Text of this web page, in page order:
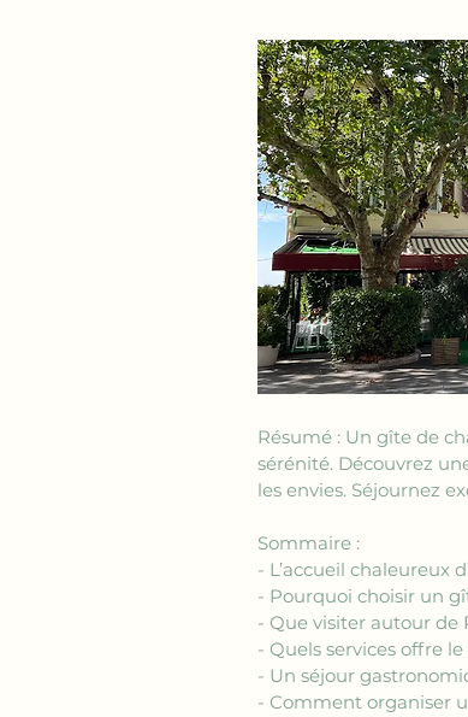
Résumé : Un gîte de
sérénité. Découvrez
les envies. Séjournez
Sommaire :
- L’accueil chaleureux
- Pourquoi choisir un
- Que visiter autour de
- Quels services offre
- Un séjour
- Comment organiser